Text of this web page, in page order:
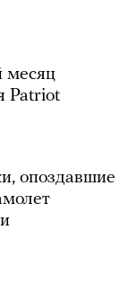
месяц
Patriot
опоздавшие